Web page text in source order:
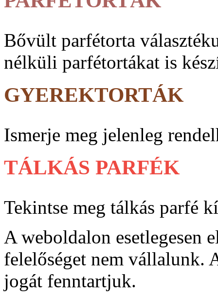
Bővült parfé­torta
nélküli parfé­tortákat is
GYEREKTORTÁK
Ismerje meg jelenleg
TÁLKÁS PARFÉK
Tekintse meg tálkás parfé
A weboldalon esetlegesen
felelőséget nem vállalunk.
jogát fenntartjuk.